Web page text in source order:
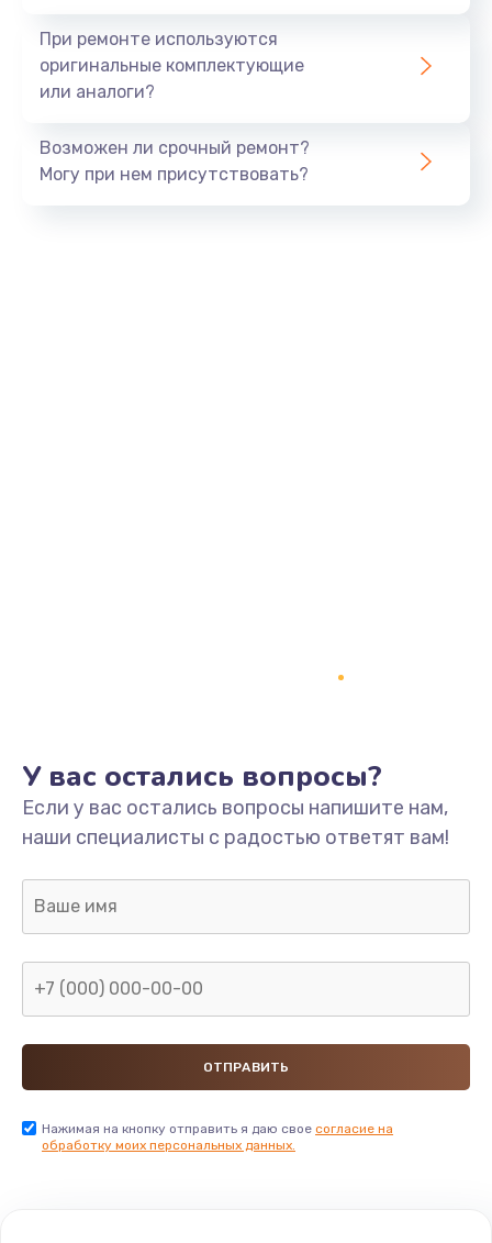
При ремонте используются
оригинальные комплектующие
или аналоги?
Возможен ли срочный ремонт?
Могу при нем присутствовать?
У вас остались вопросы?
Если у вас остались вопросы напишите нам,
наши специалисты с радостью ответят вам!
Нажимая на кнопку отправить я даю свое согласие на
обработку моих персональных данных.